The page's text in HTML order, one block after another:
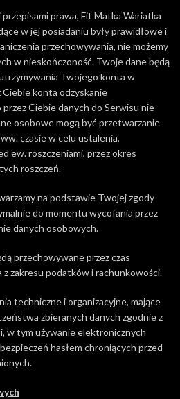
prawa, Fit Matka Wariatka
w jej posiadaniu były prawidłowe i
przechowywania, nie możemy
w nieskończoność. Twoje dane będą
Twojego konta w
Ciebie konta odzyskanie
Ciebie danych do Serwisu nie
osobowe mogą być przetwarzanie
czasie w celu ustalenia,
ew. roszczeniami, przez okres
roszczeń.
na podstawie Twojej zgody
do momentu wycofania przez
danych osobowych.
przechowywane przez czas
z zakresu podatków i rachunkowości.
techniczne i organizacyjne, mające
zbieranych danych zgodnie z
w tym używanie elektronicznych
hasłem chroniących przed